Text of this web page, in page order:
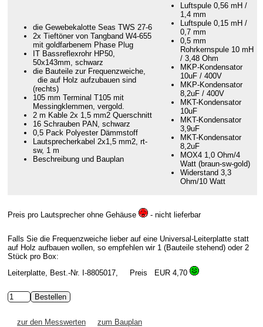
die Gewebekalotte Seas TWS 27-6
2x Tieftöner von Tangband W4-655
mit goldfarbenem Phase Plug
IT Bassreflexrohr HP50,
50x143mm, schwarz
die Bauteile zur Frequenzweiche,
die auf Holz aufzubauen sind
(rechts)
105 mm Terminal T105 mit
Messingklemmen, vergold.
2 m Kable 2x 1,5 mm2 Querschnitt
16 Schrauben PAN, schwarz
0,5 Pack Polyester Dämmstoff
Lautsprecherkabel 2x1,5 mm2, rt-
sw, 1 m
Beschreibung und Bauplan
Luftspule 0,56 mH /
1,4 mm
Luftspule 0,15 mH /
0,7 mm
0,5 mm
Rohrkernspule 10 mH
/ 3,48 Ohm
MKP-Kondensator
10uF / 400V
MKP-Kondensator
8,2uF / 400V
MKT-Kondensator
10uF
MKT-Kondensator
3,9uF
MKT-Kondensator
8,2uF
MOX4 1,0 Ohm/4
Watt (braun-sw-gold)
Widerstand 3,3
Ohm/10 Watt
Preis pro Lautsprecher ohne Gehäuse - nicht lieferbar
Falls Sie die Frequenzweiche lieber auf eine Universal-Leiterplatte statt
auf Holz aufbauen wollen, so empfehlen wir 1 (Bauteile stehend) oder 2
Stück pro Box:
Leiterplatte, Best.-Nr. I-8805017, Preis EUR 4,70
zur den Messwerten zum Bauplan